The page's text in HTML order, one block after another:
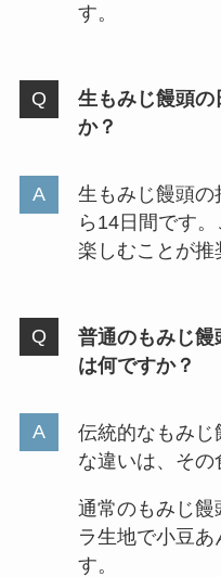
す。
生もみじ饅頭
か？
生もみじ饅頭
ら14日間です
楽しむことが推
普通のもみじ
は何ですか？
伝統的なもみじ
な違いは、その
通常のもみじ饅
ラ生地で小豆
す。